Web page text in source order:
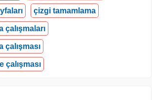
çizgi tamamlama
çalışmaları
çalışması
çalışması